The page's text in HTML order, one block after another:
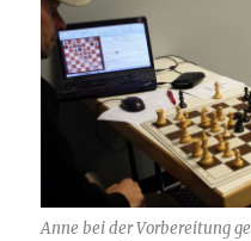
Anne bei der Vorbereitung